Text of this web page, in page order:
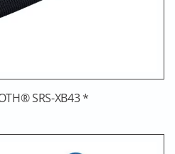
SRS-XB43 *